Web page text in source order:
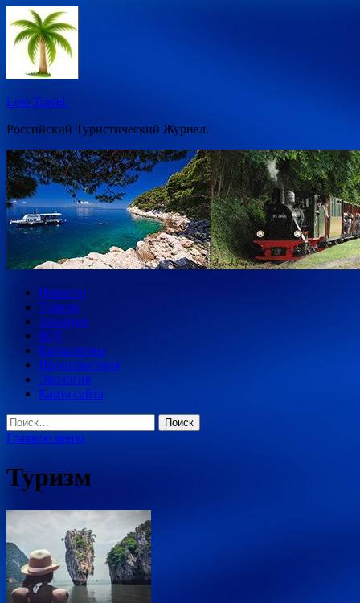
Перейти
к
содержимому
Leto Travel.
Российский Туристический Журнал.
Новости
Туризм
Авиация
Ж/Д
Катаклизмы
Происшествия
Экология
Карта сайта
Найти:
Главное меню
Туризм